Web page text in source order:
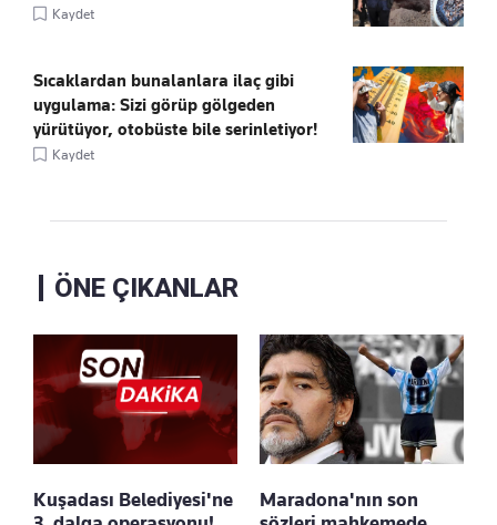
Kaydet
Sıcaklardan bunalanlara ilaç gibi
uygulama: Sizi görüp gölgeden
yürütüyor, otobüste bile serinletiyor!
Kaydet
ÖNE ÇIKANLAR
Kuşadası Belediyesi'ne
Maradona'nın son